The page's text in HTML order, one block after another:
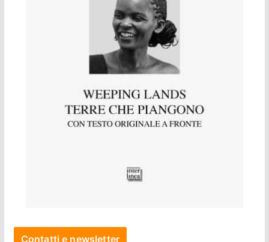
Contatti e newsletter